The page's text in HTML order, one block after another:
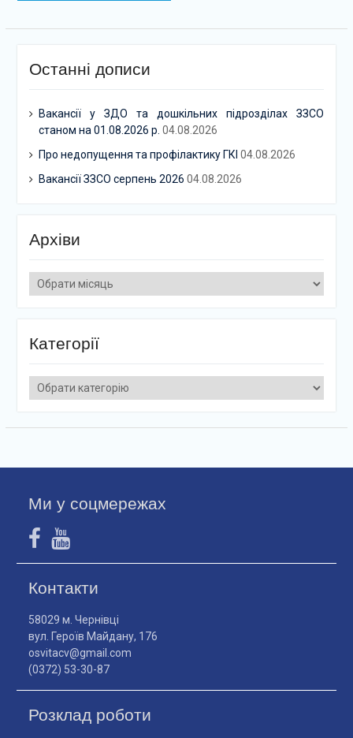
Останні дописи
Вакансії у ЗДО та дошкільних підрозділах ЗЗСО
станом на 01.08.2026 р. 04.08.2026
Про недопущення та профілактику ГКІ 04.08.2026
Вакансії ЗЗСО серпень 2026 04.08.2026
Архіви
Архіви
Категорії
Категорії
Ми у соцмережах
Контакти
58029 м. Чернівці
вул. Героїв Майдану, 176
osvitacv@gmail.com
(0372) 53-30-87
Розклад роботи